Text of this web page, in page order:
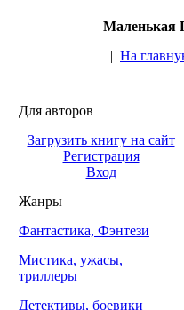
Маленькая
| На
Для авторов
Загрузить книгу на сайт
Регистрация
Вход
Жанры
Фантастика, Фэнтези
Мистика, ужасы,
триллеры
Детективы, боевики